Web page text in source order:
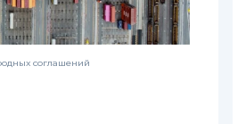
соглашений